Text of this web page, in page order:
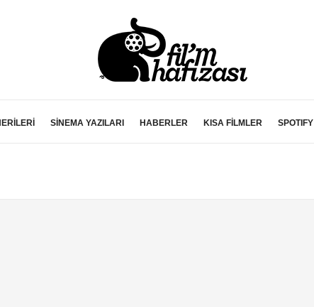
SİNEMA YAZILARI HABERLER KISA FİLMLER SPOTIFY